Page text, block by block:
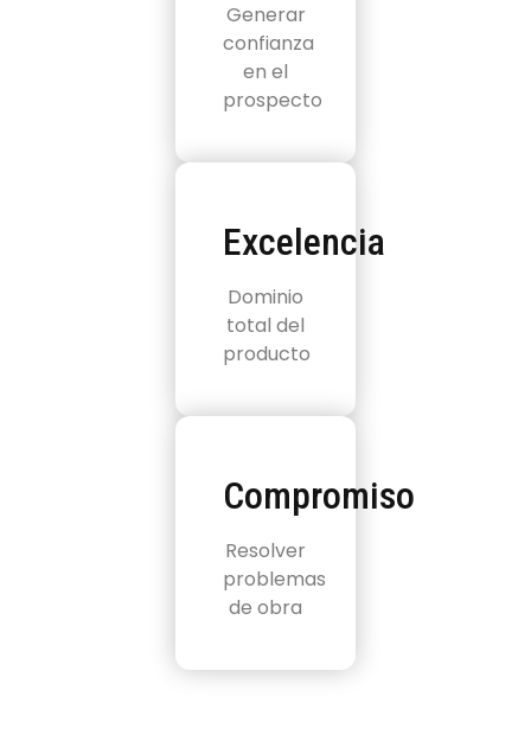
Generar
confianza
en el
prospecto
Excelencia
Dominio
total del
producto
Compromiso
Resolver
problemas
de obra